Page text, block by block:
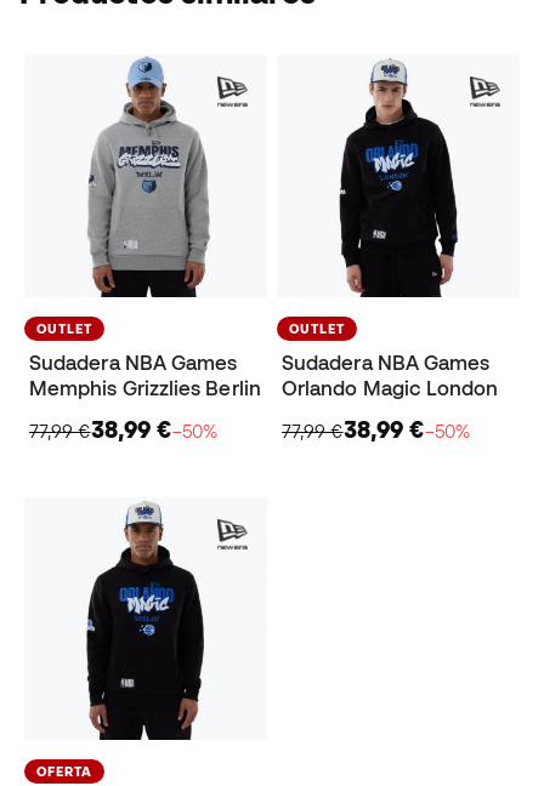
OUTLET
Sudadera NBA Games
Memphis Grizzlies Berlin
77,99 €38,99 €−50%
OUTLET
Sudadera NBA Games
Orlando Magic London
77,99 €38,99 €−50%
OFERTA